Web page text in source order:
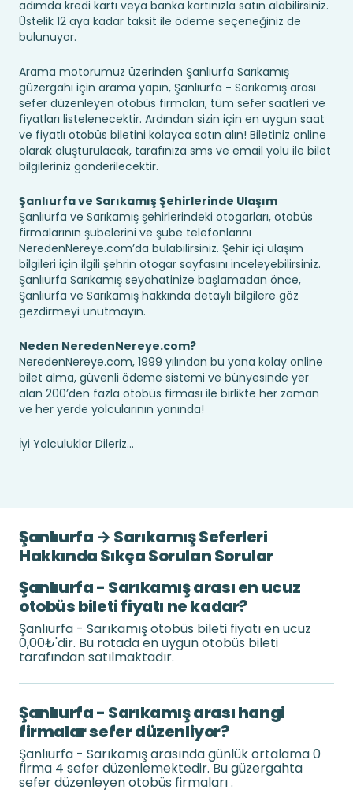
adımda kredi kartı veya banka kartınızla satın alabilirsiniz.
Üstelik 12 aya kadar taksit ile ödeme seçeneğiniz de
bulunuyor.
Arama motorumuz üzerinden Şanlıurfa Sarıkamış
güzergahı için arama yapın, Şanlıurfa - Sarıkamış arası
sefer düzenleyen otobüs firmaları, tüm sefer saatleri ve
fiyatları listelenecektir. Ardından sizin için en uygun saat
ve fiyatlı otobüs biletini kolayca satın alın! Biletiniz online
olarak oluşturulacak, tarafınıza sms ve email yolu ile bilet
bilgileriniz gönderilecektir.
Şanlıurfa ve Sarıkamış Şehirlerinde Ulaşım
Şanlıurfa ve Sarıkamış şehirlerindeki otogarları, otobüs
firmalarının şubelerini ve şube telefonlarını
NeredenNereye.com’da bulabilirsiniz. Şehir içi ulaşım
bilgileri için ilgili şehrin otogar sayfasını inceleyebilirsiniz.
Şanlıurfa Sarıkamış seyahatinize başlamadan önce,
Şanlıurfa ve Sarıkamış hakkında detaylı bilgilere göz
gezdirmeyi unutmayın.
Neden NeredenNereye.com?
NeredenNereye.com, 1999 yılından bu yana kolay online
bilet alma, güvenli ödeme sistemi ve bünyesinde yer
alan 200’den fazla otobüs firması ile birlikte her zaman
ve her yerde yolcularının yanında!
İyi Yolculuklar Dileriz...
Şanlıurfa → Sarıkamış Seferleri
Hakkında Sıkça Sorulan Sorular
Şanlıurfa - Sarıkamış arası en ucuz
otobüs bileti fiyatı ne kadar?
Şanlıurfa - Sarıkamış otobüs bileti fiyatı en ucuz
0,00₺'dir. Bu rotada en uygun otobüs bileti
tarafından satılmaktadır.
Şanlıurfa - Sarıkamış arası hangi
firmalar sefer düzenliyor?
Şanlıurfa - Sarıkamış arasında günlük ortalama 0
firma 4 sefer düzenlemektedir. Bu güzergahta
sefer düzenleyen otobüs firmaları .